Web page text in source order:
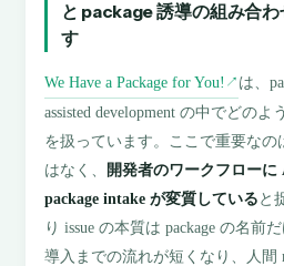
と package 誘導の組み合
す
We Have a Package for You! ↗ は、
assisted development の中でどの
を扱っています。ここで重要なの
はなく、
開発者のワークフロー
package intake が変質している と
り issue の本質は package の名前
導入までの流れが短くなり、人間